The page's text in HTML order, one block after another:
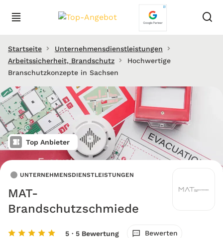
Startseite
Unternehmensdienstleistungen
Arbeitssicherheit, Brandschutz
Hochwertige
Branschutzkonzepte in Sachsen
Top Anbieter
UNTERNEHMENSDIENSTLEISTUNGEN
MAT-
Brandschutzschmiede
5 · 5 Bewertung Bewerten